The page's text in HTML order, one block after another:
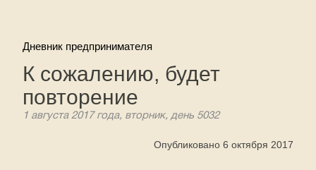
Дневник предпринимателя
К сожалению, будет
повторение
1 августа 2017 года, вторник, день 5032
Опубликовано 6 октября 2017